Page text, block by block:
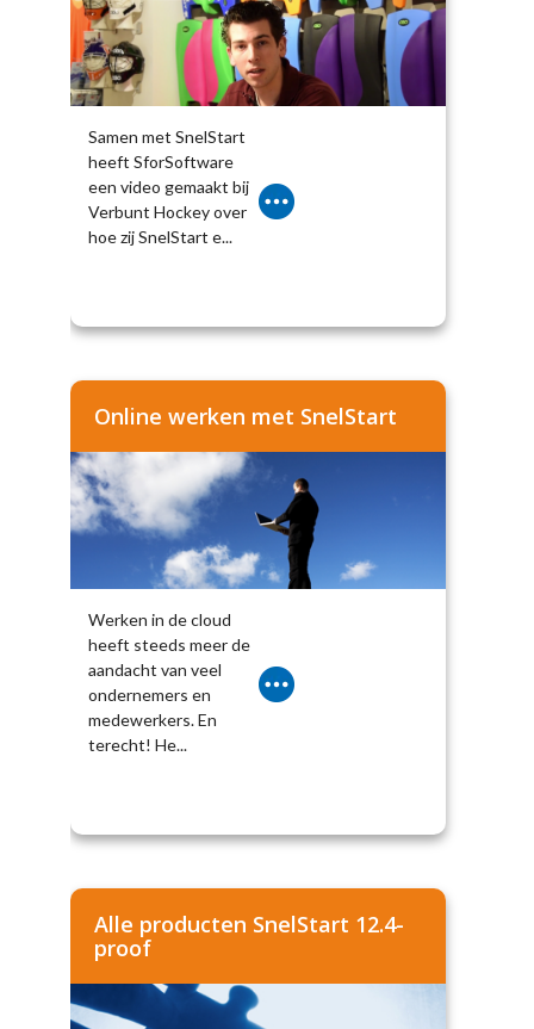
Samen met SnelStart
heeft SforSoftware
een video gemaakt bij
Verbunt Hockey over
hoe zij SnelStart e...
Online werken met SnelStart
Werken in de cloud
heeft steeds meer de
aandacht van veel
ondernemers en
medewerkers. En
terecht! He...
Alle producten SnelStart 12.4-
proof